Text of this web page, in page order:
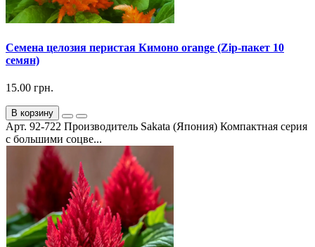
Семена целозия перистая Кимоно orange (Zip-пакет 10
семян)
15.00 грн.
В корзину
Арт. 92-722 Производитель Sakata (Япония) Компактная серия
с большими соцве...